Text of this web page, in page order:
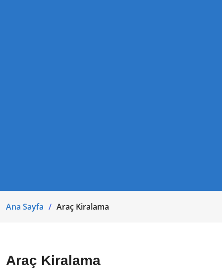
Ana Sayfa Araç Kiralama
Araç Kiralama